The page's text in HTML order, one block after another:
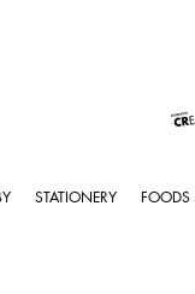
STATIONERY FOODS